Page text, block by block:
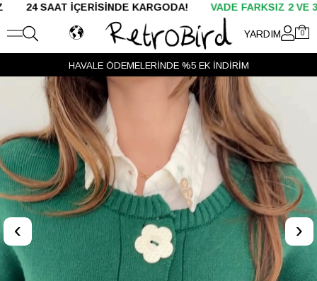
KARGODA!VADE FARKSIZ 2 VE 3 TAKSİT
YARDIM 0
HAVALE ÖDEMELERİNDE %5 EK İNDİRİM
‹ ›